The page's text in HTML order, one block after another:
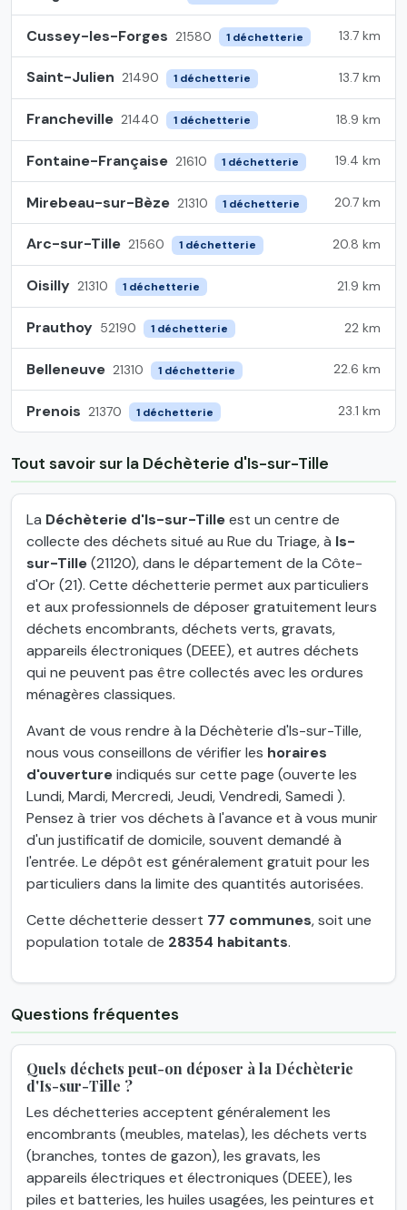
Cussey-les-Forges 21580 1 déchetterie 13.7 km
Saint-Julien 21490 1 déchetterie 13.7 km
Francheville 21440 1 déchetterie 18.9 km
Fontaine-Française 21610 1 déchetterie 19.4 km
Mirebeau-sur-Bèze 21310 1 déchetterie 20.7 km
Arc-sur-Tille 21560 1 déchetterie 20.8 km
Oisilly 21310 1 déchetterie 21.9 km
Prauthoy 52190 1 déchetterie 22 km
Belleneuve 21310 1 déchetterie 22.6 km
Prenois 21370 1 déchetterie 23.1 km
Tout savoir sur la Déchèterie d'Is-sur-Tille
La Déchèterie d'Is-sur-Tilleest un centre de
collecte des déchets situé au Rue du Triage, à Is-
sur-Tille(21120), dans le département de la Côte-
d'Or (21). Cette déchetterie permet aux particuliers
et aux professionnels de déposer gratuitement leurs
déchets encombrants, déchets verts, gravats,
appareils électroniques (DEEE), et autres déchets
qui ne peuvent pas être collectés avec les ordures
ménagères classiques.
Avant de vous rendre à la Déchèterie d'Is-sur-Tille,
nous vous conseillons de vérifier les horaires
d'ouvertureindiqués sur cette page (ouverte les
Lundi, Mardi, Mercredi, Jeudi, Vendredi, Samedi ).
Pensez à trier vos déchets à l'avance et à vous munir
d'un justificatif de domicile, souvent demandé à
l'entrée. Le dépôt est généralement gratuit pour les
particuliers dans la limite des quantités autorisées.
Cette déchetterie dessert 77 communes, soit une
population totale de 28354 habitants.
Questions fréquentes
Quels déchets peut-on déposer à la Déchèterie
d'Is-sur-Tille ?
Les déchetteries acceptent généralement les
encombrants (meubles, matelas), les déchets verts
(branches, tontes de gazon), les gravats, les
appareils électriques et électroniques (DEEE), les
piles et batteries, les huiles usagées, les peintures et